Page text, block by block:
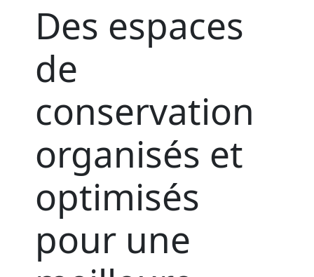
Des espaces
de
conservation
organisés et
optimisés
pour une